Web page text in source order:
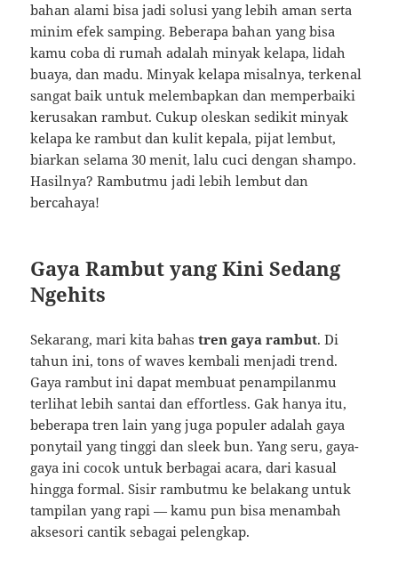
bahan alami bisa jadi solusi yang lebih aman serta
minim efek samping. Beberapa bahan yang bisa
kamu coba di rumah adalah minyak kelapa, lidah
buaya, dan madu. Minyak kelapa misalnya, terkenal
sangat baik untuk melembapkan dan memperbaiki
kerusakan rambut. Cukup oleskan sedikit minyak
kelapa ke rambut dan kulit kepala, pijat lembut,
biarkan selama 30 menit, lalu cuci dengan shampo.
Hasilnya? Rambutmu jadi lebih lembut dan
bercahaya!
Gaya Rambut yang Kini Sedang
Ngehits
Sekarang, mari kita bahastren gaya rambut. Di
tahun ini, tons of waves kembali menjadi trend.
Gaya rambut ini dapat membuat penampilanmu
terlihat lebih santai dan effortless. Gak hanya itu,
beberapa tren lain yang juga populer adalah gaya
ponytail yang tinggi dan sleek bun. Yang seru, gaya-
gaya ini cocok untuk berbagai acara, dari kasual
hingga formal. Sisir rambutmu ke belakang untuk
tampilan yang rapi — kamu pun bisa menambah
aksesori cantik sebagai pelengkap.